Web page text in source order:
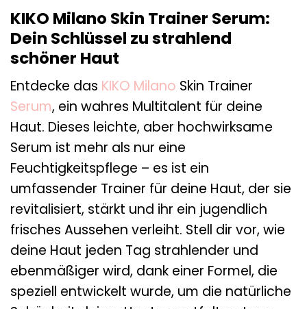
KIKO Milano Skin Trainer Serum:
Dein Schlüssel zu strahlend
schöner Haut
Entdecke das KIKO Milano Skin Trainer
Serum, ein wahres Multitalent für deine
Haut. Dieses leichte, aber hochwirksame
Serum ist mehr als nur eine
Feuchtigkeitspflege – es ist ein
umfassender Trainer für deine Haut, der sie
revitalisiert, stärkt und ihr ein jugendlich
frisches Aussehen verleiht. Stell dir vor, wie
deine Haut jeden Tag strahlender und
ebenmäßiger wird, dank einer Formel, die
speziell entwickelt wurde, um die natürliche